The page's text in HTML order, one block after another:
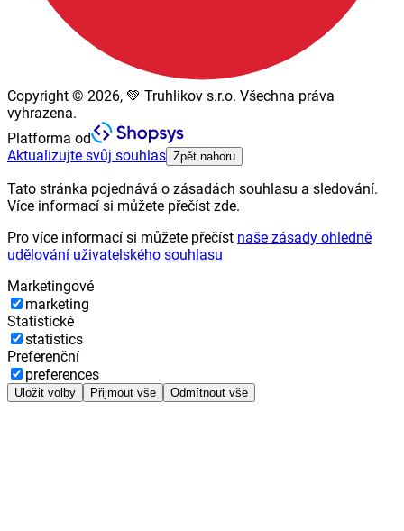
Copyright © 2026, 💚 Truhlikov s.r.o. Všechna práva
vyhrazena.
Platforma od
Aktualizujte svůj souhlas Zpět nahoru
Tato stránka pojednává o zásadách souhlasu a sledování.
Více informací si můžete přečíst zde.
Pro více informací si můžete přečíst naše zásady ohledně
udělování uživatelského souhlasu
Marketingové
marketing
Statistické
statistics
Preferenční
preferences
Uložit volby Přijmout vše Odmítnout vše